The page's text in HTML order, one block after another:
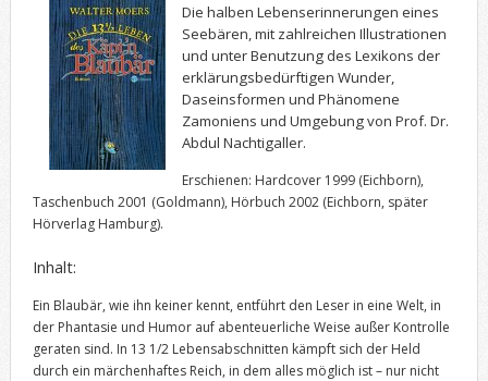
Die halben Lebenserinnerungen eines
Seebären, mit zahlreichen Illustrationen
und unter Benutzung des Lexikons der
erklärungsbedürftigen Wunder,
Daseinsformen und Phänomene
Zamoniens und Umgebung von Prof. Dr.
Abdul Nachtigaller.
Erschienen: Hardcover 1999 (Eichborn),
Taschenbuch 2001 (Goldmann), Hörbuch 2002 (Eichborn, später
Hörverlag Hamburg).
Inhalt:
Ein Blaubär, wie ihn keiner kennt, entführt den Leser in eine Welt, in
der Phantasie und Humor auf abenteuerliche Weise außer Kontrolle
geraten sind. In 13 1/2 Lebensabschnitten kämpft sich der Held
durch ein märchenhaftes Reich, in dem alles möglich ist – nur nicht